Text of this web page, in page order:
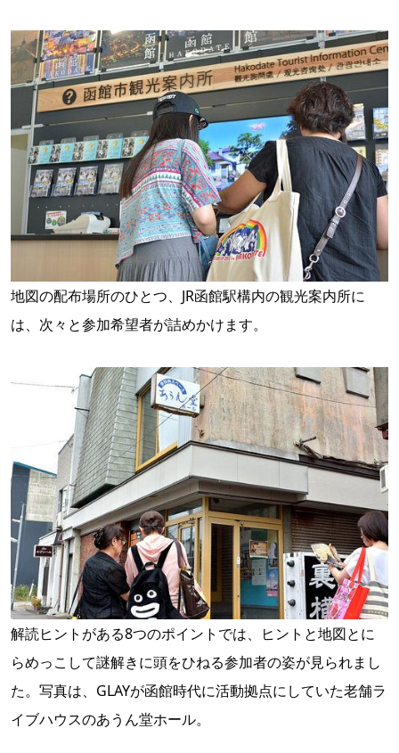
地図の配布場所のひとつ、JR函館駅構内の観光案内所に
は、次々と参加希望者が詰めかけます。
解読ヒントがある8つのポイントでは、ヒントと地図とに
らめっこして謎解きに頭をひねる参加者の姿が見られまし
た。写真は、GLAYが函館時代に活動拠点にしていた老舗ラ
イブハウスのあうん堂ホール。